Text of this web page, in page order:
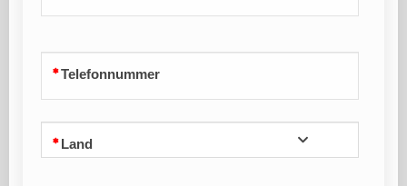
Telefonnummer
Land